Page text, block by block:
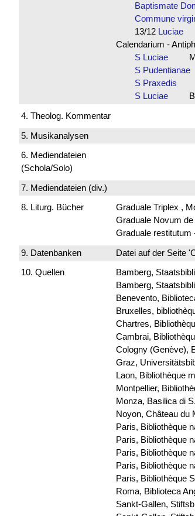
Baptismate
Commune
13/12 Luciae
Calendarium -
S Luciae
M
S Pudentianae
S Praxedis
S Luciae
B
4. Theolog. Kommentar
5. Musikanalysen
6. Mediendateien
(Schola/Solo)
7. Mediendateien (div.)
8. Liturg. Bücher
Graduale Triplex ,
Graduale Novum
Graduale restitutum
9. Datenbanken
Datei auf der Seite
10. Quellen
Bamberg,
Bamberg,
Benevento,
Bruxelles,
Chartres,
Cambrai,
Cologny (Genève),
Graz,
Laon, Bibliothèque
Montpellier,
Monza, Basilica di
Noyon, Château du
Paris, Bibliothèque
Paris, Bibliothèque
Paris, Bibliothèque
Paris, Bibliothèque
Paris, Bibliothèque
Roma, Biblioteca
Sankt-Gallen,